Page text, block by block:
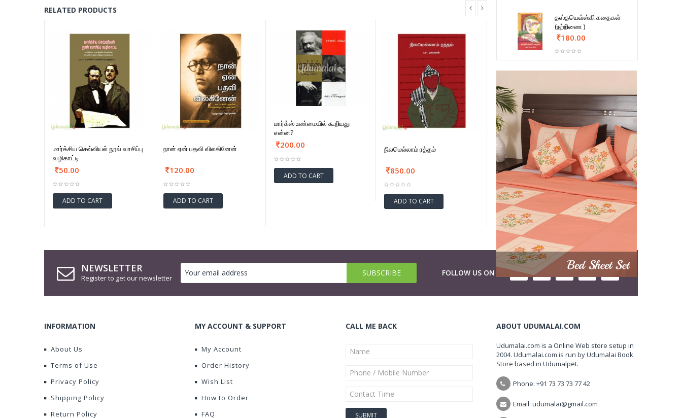
RELATED PRODUCTS
மார்க்சிய செவ்வியல் நூல் வாசிப்பு
வழிகாட்டி
50.00
ADD TO CART
நான் ஏன் பதவி விலகினேன்
120.00
ADD TO CART
மார்க்ஸ் உண்மையில் கூறியது
என்ன?
200.00
ADD TO CART
நிலமெல்லாம் ரத்தம்
850.00
ADD TO CART
தஸ்தயெவ்ஸ்கி கதைகள்
(நற்றிணை )
180.00
NEWSLETTER
Register to get our newsletter
FOLLOW US ON
INFORMATION
About Us
Terms of Use
Privacy Policy
Shipping Policy
Return Policy
MY ACCOUNT & SUPPORT
My Account
Order History
Wish List
How to Order
FAQ
CALL ME BACK ABOUT UDUMALAI.COM
Udumalai.com is a Online Web store setup in
2004. Udumalai.com is run by Udumalai Book
Store based in Udumalpet.
Phone: +91 73 73 73 77 42
Email: udumalai@gmail.com